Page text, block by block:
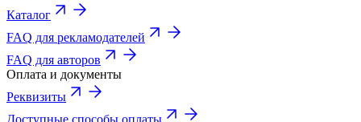
Каталог
FAQ для рекламодателей
FAQ для авторов
Оплата и документы
Реквизиты
Доступные способы оплаты